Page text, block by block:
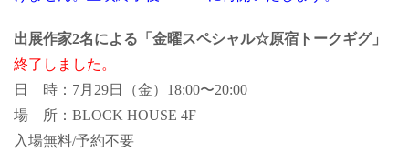
出展作家2名による「金曜スペシャル☆原宿トークギグ」
終了しました。
日 時：7月29日（金）18:00〜20:00
場 所：BLOCK HOUSE 4F
入場無料/予約不要